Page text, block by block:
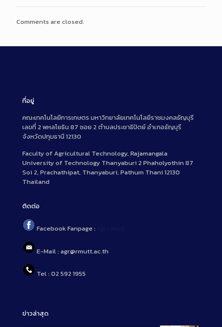
Comments are closed.
ที่อยู่
คณะเทคโนโลยีการเกษตร มหาวิทยาลัยเทคโนโลยีราชมงคลธัญบุรี
เลขที่ 2 พหลโยธิน 87 ซอย 2 ตำบลประชาธิปัตย์ อำเภอธัญบุรี
จังหวัดปทุมธานี 12130
Faculty of Agricultural Technology, Rajamangala
University of Technology Thanyaburi 2 Phaholyothin 87
Soi 2, Prachathipat, Thanyaburi, Pathum Thani 12130
Thailand
ติดต่อ
Facebook Fanpage :
E-Mail : agr@rmutt.ac.th
Tel : 02 592 1955
ข่าวล่าสุด